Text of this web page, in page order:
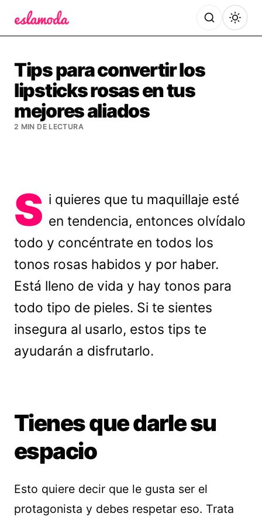
Tips para convertir los
lipsticks rosas en tus
mejores aliados
2 MIN DE LECTURA
S i quieres que tu maquillaje esté
en tendencia, entonces olvídalo
todo y concéntrate en todos los
tonos rosas habidos y por haber.
Está lleno de vida y hay tonos para
todo tipo de pieles. Si te sientes
insegura al usarlo, estos tips te
ayudarán a disfrutarlo.
Tienes que darle su
espacio
Esto quiere decir que le gusta ser el
protagonista y debes respetar eso. Trata